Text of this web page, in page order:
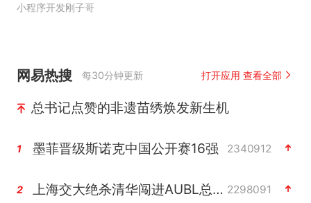
小程序开发刚子哥
网易热搜 每30分钟更新 打开应用 查看全部
总书记点赞的非遗苗绣焕发新生机
1 墨菲晋级斯诺克中国公开赛16强 2340912
2 上海交大绝杀清华闯进AUBL总决赛 2298091